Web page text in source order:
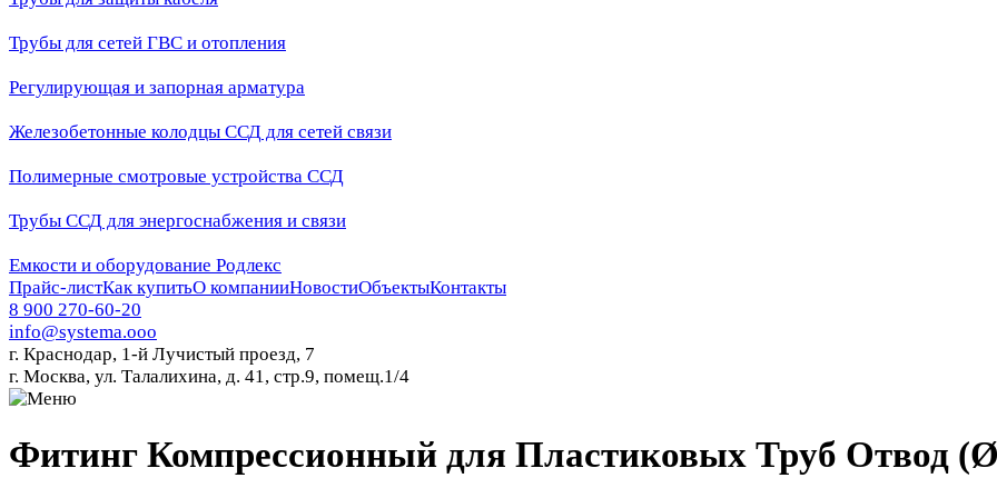
Трубы для сетей ГВС и отопления
Регулирующая и запорная арматура
Железобетонные колодцы ССД для сетей связи
Полимерные смотровые устройства ССД
Трубы ССД для энергоснабжения и связи
Емкости и оборудование Родлекс
Прайс-листКак купитьО компанииНовостиОбъектыКонтакты
8 900 270-60-20
info@systema.ooo
г. Краснодар, 1-й Лучистый проезд, 7
г. Москва, ул. Талалихина, д. 41, стр.9, помещ.1/4
Фитинг Компрессионный для Пластиковых Труб Отвод